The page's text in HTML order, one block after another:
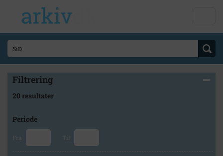
Filtrering
20 resultater
Periode
Fra Til